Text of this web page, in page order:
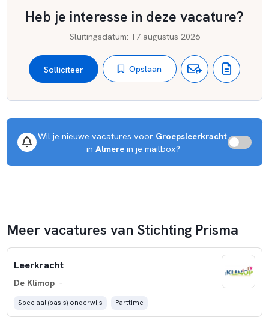
Heb je interesse in deze vacature?
Sluitingsdatum: 17 augustus 2026
Solliciteer Opslaan
Wil je nieuwe vacatures voor Groepsleerkracht
in Almere in je mailbox?
Meer vacatures van Stichting Prisma
Leerkracht
De Klimop -
Speciaal (basis) onderwijs Parttime